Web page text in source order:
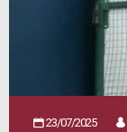
23/07/2025